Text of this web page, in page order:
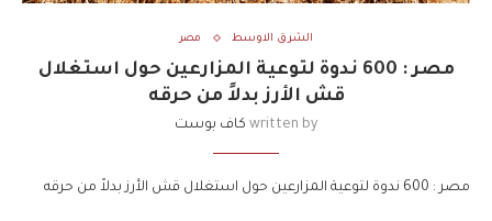
الشرق الاوسط مصر
مصر : 600 ندوة لتوعية المزارعين حول استغلال
قش الأرز بدلاً من حرقه
written by كاف بوست
مصر : 600 ندوة لتوعية المزارعين حول استغلال قش الأرز بدلاً من حرقه